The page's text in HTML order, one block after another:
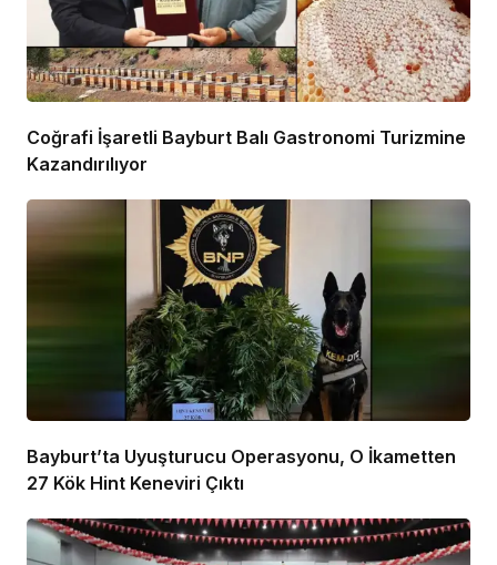
Coğrafi İşaretli Bayburt Balı Gastronomi Turizmine
Kazandırılıyor
Bayburt’ta Uyuşturucu Operasyonu, O İkametten
27 Kök Hint Keneviri Çıktı